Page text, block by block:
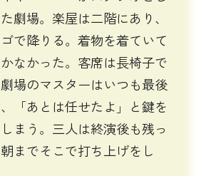
劇場。楽屋は二階にあり、
で降りる。着物を着ていて
なかった。客席は長椅子で
場のマスターはいつも最後
「あとは任せたよ」と鍵を
まう。三人は終演後も残っ
までそこで打ち上げをし